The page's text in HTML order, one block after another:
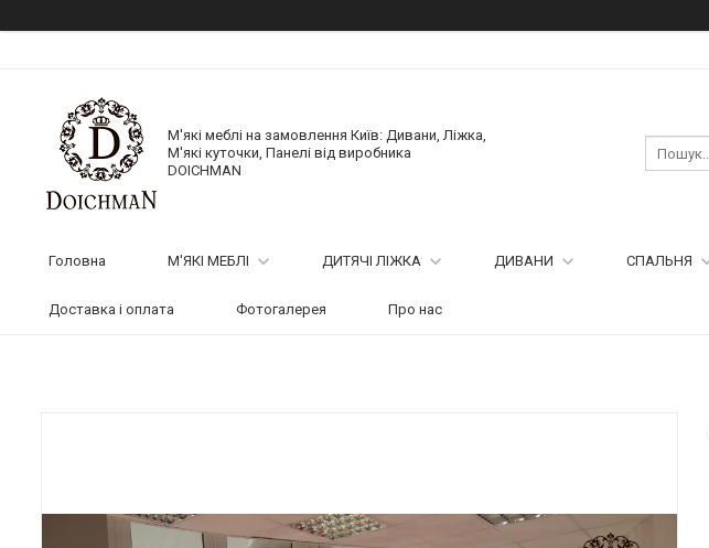
М'які меблі на замовлення Київ: Дивани, Ліжка,
М'які куточки, Панелі від виробника
DOICHMAN
Головна М'ЯКІ МЕБЛІ ДИТЯЧІ ЛІЖКА ДИВАНИ СПАЛЬНЯ
Доставка і оплата Фотогалерея Про нас